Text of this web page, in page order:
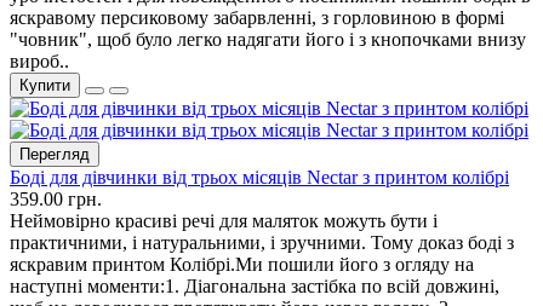
яскравому персиковому забарвленні, з горловиною в формі
"човник", щоб було легко надягати його і з кнопочками внизу
вироб..
Купити
Перегляд
Боді для дівчинки від трьох місяців Nectar з принтом колібрі
359.00 грн.
Неймовірно красиві речі для маляток можуть бути і
практичними, і натуральними, і зручними. Тому доказ боді з
яскравим принтом Колібрі.Ми пошили його з огляду на
наступні моменти:1. Діагональна застібка по всій довжині,